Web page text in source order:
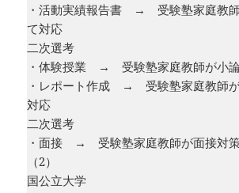
・活動実績報告書 → 受験塾家庭教師
て対応
二次選考
・体験授業 → 受験塾家庭教師が小
・レポート作成 → 受験塾家庭教師が
対応
二次選考
・面接 → 受験塾家庭教師が面接対
（2）
国公立大学